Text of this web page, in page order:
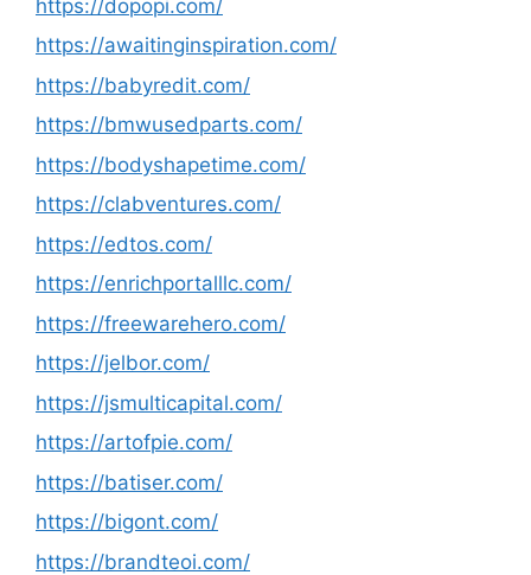
https://dopopi.com/
https://awaitinginspiration.com/
https://babyredit.com/
https://bmwusedparts.com/
https://bodyshapetime.com/
https://clabventures.com/
https://edtos.com/
https://enrichportalllc.com/
https://freewarehero.com/
https://jelbor.com/
https://jsmulticapital.com/
https://artofpie.com/
https://batiser.com/
https://bigont.com/
https://brandteoi.com/